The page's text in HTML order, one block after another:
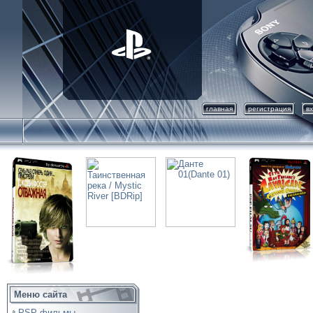
главная регистрация
Меню сайта